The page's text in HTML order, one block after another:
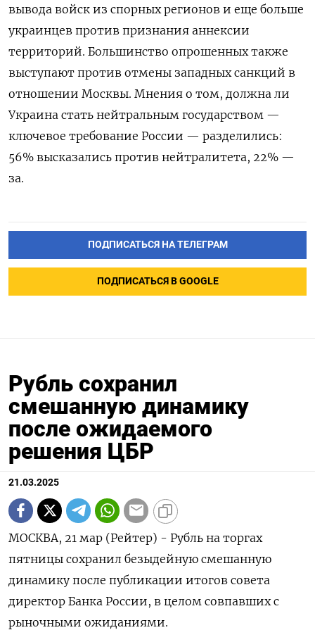
вывода войск из спорных регионов и еще больше
украинцев против признания аннексии
территорий. Большинство опрошенных также
выступают против отмены западных санкций в
отношении Москвы. Мнения о том, должна ли
Украина стать нейтральным государством —
ключевое требование России — разделились:
56% высказались против нейтралитета, 22% —
за.
ПОДПИСАТЬСЯ НА ТЕЛЕГРАМ
ПОДПИСАТЬСЯ В GOOGLE
Рубль сохранил
смешанную динамику
после ожидаемого
решения ЦБР
21.03.2025
МОСКВА, 21 мар (Рейтер) - Рубль на торгах
пятницы сохранил безыдейную смешанную
динамику после публикации итогов совета
директор Банка России, в целом совпавших с
рыночными ожиданиями.